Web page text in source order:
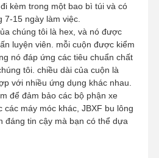
kèm trong một bao bì túi và có
15 ngày làm việc.
chúng tôi là hex, và nó được
luyện viên. mỗi cuộn được kiểm
nó đáp ứng các tiêu chuẩn chất
tôi. chiều dài của cuộn là
với nhiều ứng dụng khác nhau.
để đảm bảo các bộ phận xe
các máy móc khác, JBXF bu lông
đáng tin cậy mà bạn có thể dựa